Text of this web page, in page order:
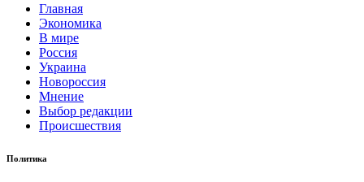
Главная
Экономика
В мире
Россия
Украина
Новороссия
Мнение
Выбор редакции
Происшествия
Политика